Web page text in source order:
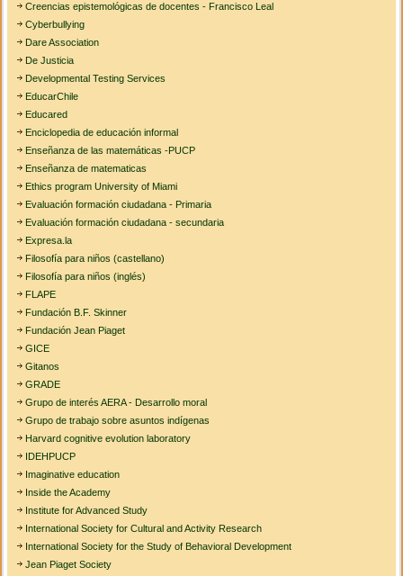
Creencias epistemológicas de docentes - Francisco Leal
Cyberbullying
Dare Association
De Justicia
Developmental Testing Services
EducarChile
Educared
Enciclopedia de educación informal
Enseñanza de las matemáticas -PUCP
Enseñanza de matematicas
Ethics program University of Miami
Evaluación formación ciudadana - Primaria
Evaluación formación ciudadana - secundaria
Expresa.la
Filosofía para niños (castellano)
Filosofía para niños (inglés)
FLAPE
Fundación B.F. Skinner
Fundación Jean Piaget
GICE
Gitanos
GRADE
Grupo de interés AERA - Desarrollo moral
Grupo de trabajo sobre asuntos indígenas
Harvard cognitive evolution laboratory
IDEHPUCP
Imaginative education
Inside the Academy
Institute for Advanced Study
International Society for Cultural and Activity Research
International Society for the Study of Behavioral Development
Jean Piaget Society